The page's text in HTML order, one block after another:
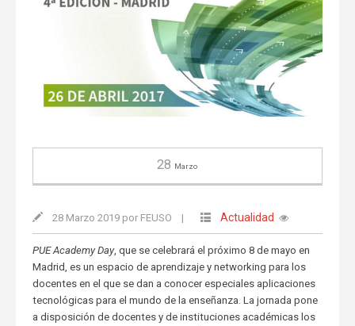
28 Marzo
28 Marzo 2019 por FEUSO | Actualidad
PUE Academy Day, que se celebrará el próximo 8 de mayo en
Madrid, es un espacio de aprendizaje y networking para los
docentes en el que se dan a conocer especiales aplicaciones
tecnológicas para el mundo de la enseñanza. La jornada pone
a disposición de docentes y de instituciones académicas los